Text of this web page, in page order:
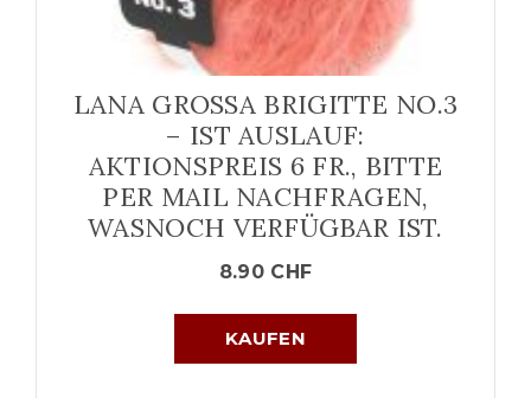
LANA GROSSA BRIGITTE NO.3
– IST AUSLAUF:
AKTIONSPREIS 6 FR., BITTE
PER MAIL NACHFRAGEN,
WASNOCH VERFÜGBAR IST.
8.90 CHF
KAUFEN